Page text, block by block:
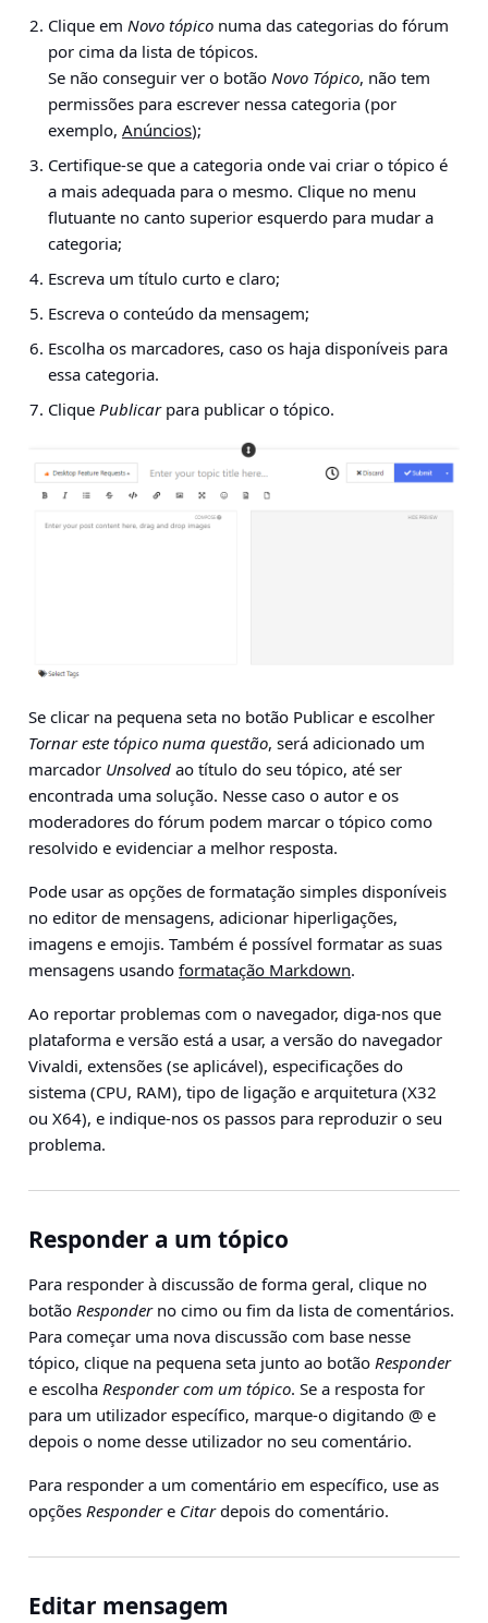
Clique em Novo tópico numa das categorias do fórum
por cima da lista de tópicos.
Se não conseguir ver o botão Novo Tópico, não tem
permissões para escrever nessa categoria (por
exemplo, Anúncios);
Certifique-se que a categoria onde vai criar o tópico é
a mais adequada para o mesmo. Clique no menu
flutuante no canto superior esquerdo para mudar a
categoria;
Escreva um título curto e claro;
Escreva o conteúdo da mensagem;
Escolha os marcadores, caso os haja disponíveis para
essa categoria.
Clique Publicarpara publicar o tópico.
Se clicar na pequena seta no botão Publicar e escolher
Tornar este tópico numa questão, será adicionado um
marcador Unsolved ao título do seu tópico, até ser
encontrada uma solução. Nesse caso o autor e os
moderadores do fórum podem marcar o tópico como
resolvido e evidenciar a melhor resposta.
Pode usar as opções de formatação simples disponíveis
no editor de mensagens, adicionar hiperligações,
imagens e emojis. Também é possível formatar as suas
mensagens usando formatação Markdown.
Ao reportar problemas com o navegador, diga-nos que
plataforma e versão está a usar, a versão do navegador
Vivaldi, extensões (se aplicável), especificações do
sistema (CPU, RAM), tipo de ligação e arquitetura (X32
ou X64), e indique-nos os passos para reproduzir o seu
problema.
Responder a um tópico
Para responder à discussão de forma geral, clique no
botão Responderno cimo ou fim da lista de comentários.
Para começar uma nova discussão com base nesse
tópico, clique na pequena seta junto ao botão Responder
e escolha Responder com um tópico. Se a resposta for
para um utilizador específico, marque-o digitando @ e
depois o nome desse utilizador no seu comentário.
Para responder a um comentário em específico, use as
opções Respondere Citardepois do comentário.
Editar mensagem